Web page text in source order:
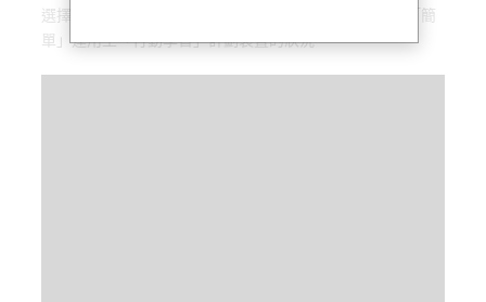
b
o
o
d
k
y
選擇特定範圍的題庫內容匯入，解決題庫光碟內容無法「簡
單」運用至「行動學習」計劃裝置的狀況。